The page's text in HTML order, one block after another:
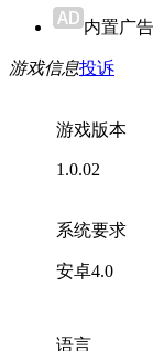
内置广告
游戏信息投诉
游戏版本
1.0.02
系统要求
安卓4.0
语言